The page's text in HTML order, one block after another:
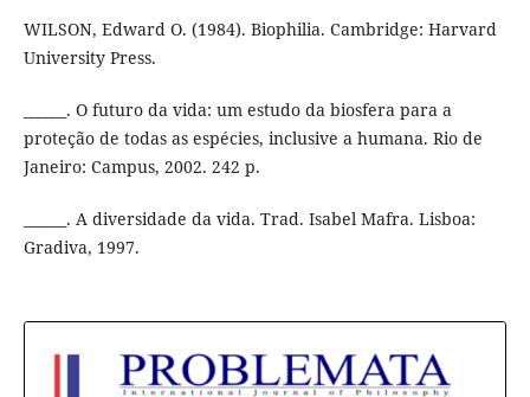
WILSON, Edward O. (1984). Biophilia. Cambridge: Harvard
University Press.
______. O futuro da vida: um estudo da biosfera para a
proteção de todas as espécies, inclusive a humana. Rio de
Janeiro: Campus, 2002. 242 p.
______. A diversidade da vida. Trad. Isabel Mafra. Lisboa:
Gradiva, 1997.